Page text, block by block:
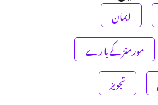
ایمان
مورمنز کے با رے
تجویز